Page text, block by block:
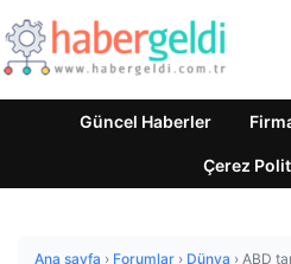
Güncel Haberler
Çerez
Ana sayfa › Forumlar › Dünya › ABD